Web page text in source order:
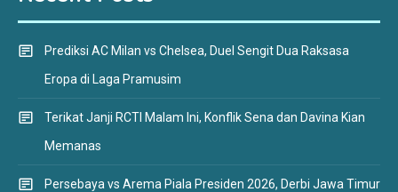
Prediksi AC Milan vs Chelsea, Duel Sengit Dua Raksasa
Eropa di Laga Pramusim
Terikat Janji RCTI Malam Ini, Konflik Sena dan Davina Kian
Memanas
Persebaya vs Arema Piala Presiden 2026, Derbi Jawa Timur